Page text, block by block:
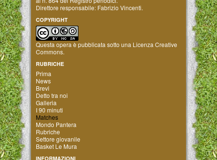
Direttore responsabile: Fabrizio Vincenti.
COPYRIGHT
Questa opera è pubblicata sotto una Licenza Creative
Commons.
RUBRICHE
Prima
News
Brevi
Detto tra noi
Galleria
I 90 minuti
Matches
Mondo Pantera
Rubriche
Settore giovanile
Basket Le Mura
INFORMAZIONI